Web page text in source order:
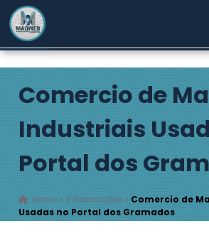
Comercio de
Industriais
Portal dos
Home » Informações » Comercio de
Usadas no Portal dos Gramados